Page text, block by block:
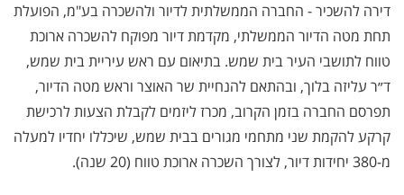
דירה להשכיר - החברה הממשלתית לדיור ולהשכרה בע"מ, הפועלת
תחת מטה הדיור הממשלתי, מקדמת דיור מפוקח להשכרה ארוכת
טווח לתושבי העיר בית שמש. בתיאום עם ראש עיריית בית שמש,
ד״ר עליזה בלוך, ובהתאם להנחיית שר האוצר וראש מטה הדיור,
תפרסם החברה בזמן הקרוב, מכרז ליזמים לקבלת הצעות לרכישת
קרקע להקמת שני מתחמי מגורים בבית שמש, שיכללו יחדיו למעלה
מ-380 יחידות דיור, לצורך השכרה ארוכת טווח (20 שנה).